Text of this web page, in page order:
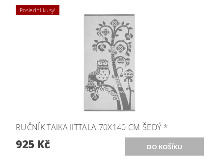
Poslední kusy!
RUČNÍK TAIKA IITTALA 70X140 CM ŠEDÝ *
925 Kč